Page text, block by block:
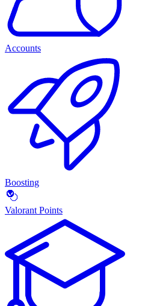
Accounts
Boosting
Valorant Points